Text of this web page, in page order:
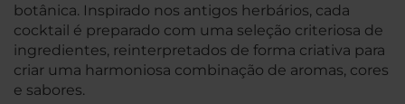
botânica. Inspirado nos antigos herbários, cada
cocktail é preparado com uma seleção criteriosa de
ingredientes, reinterpretados de forma criativa para
criar uma harmoniosa combinação de aromas, cores
e sabores.